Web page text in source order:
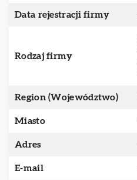
Data rejestracji firmy
Rodzaj firmy
Region (Województwo)
Miasto
Adres
E-mail